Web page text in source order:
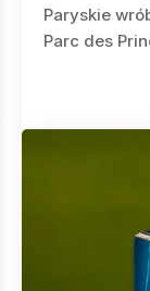
Paryskie
Parc des